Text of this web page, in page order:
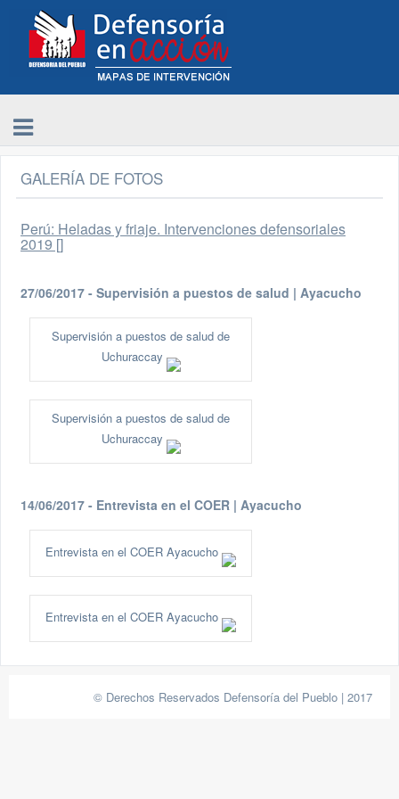
GALERÍA DE FOTOS
Perú: Heladas y friaje. Intervenciones defensoriales
2019 []
27/06/2017 - Supervisión a puestos de salud | Ayacucho
Supervisión a puestos de salud de
Uchuraccay
Supervisión a puestos de salud de
Uchuraccay
14/06/2017 - Entrevista en el COER | Ayacucho
Entrevista en el COER Ayacucho
Entrevista en el COER Ayacucho
© Derechos Reservados Defensoría del Pueblo | 2017